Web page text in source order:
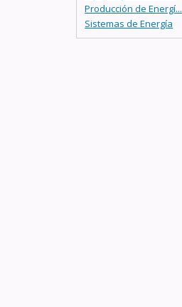
Producción de Energí...
Sistemas de Energía